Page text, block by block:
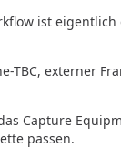
ist
TBC, externer
Capture
passen.